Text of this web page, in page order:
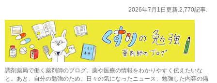
2026年7月1日更新.2,770記事.
調剤薬局で働く薬剤師のブログ。薬や医療の情報をわかりやすく伝えたいな
と。あと、自分の勉強のため。日々の気になったニュース、勉強した内容の備